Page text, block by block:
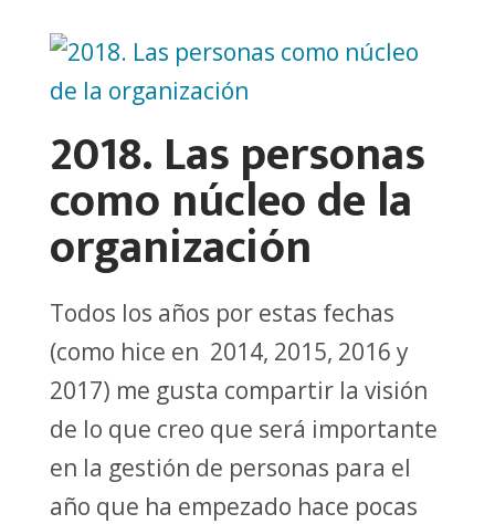
2018. Las personas
como núcleo de la
organización
Todos los años por estas fechas
(como hice en 2014, 2015, 2016 y
2017) me gusta compartir la visión
de lo que creo que será importante
en la gestión de personas para el
año que ha empezado hace pocas